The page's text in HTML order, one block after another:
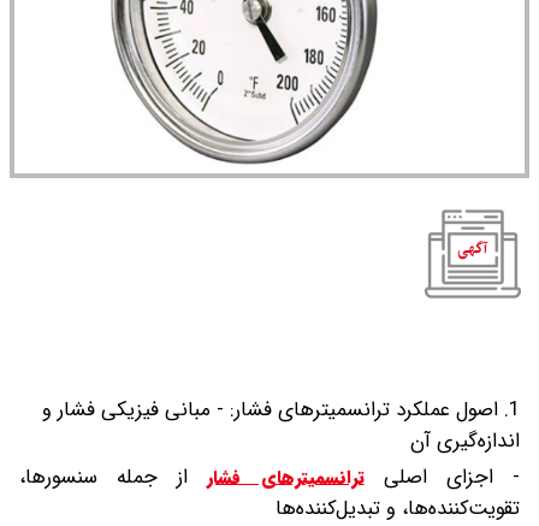
1. اصول عملکرد ترانسمیترهای فشار:
- مبانی فیزیکی فشار و
اندازه‌گیری آن
- اجزای اصلیترانسمیترهای فشاراز جمله سنسورها،
تقویت‌کننده‌ها، و تبدیل‌کننده‌ها